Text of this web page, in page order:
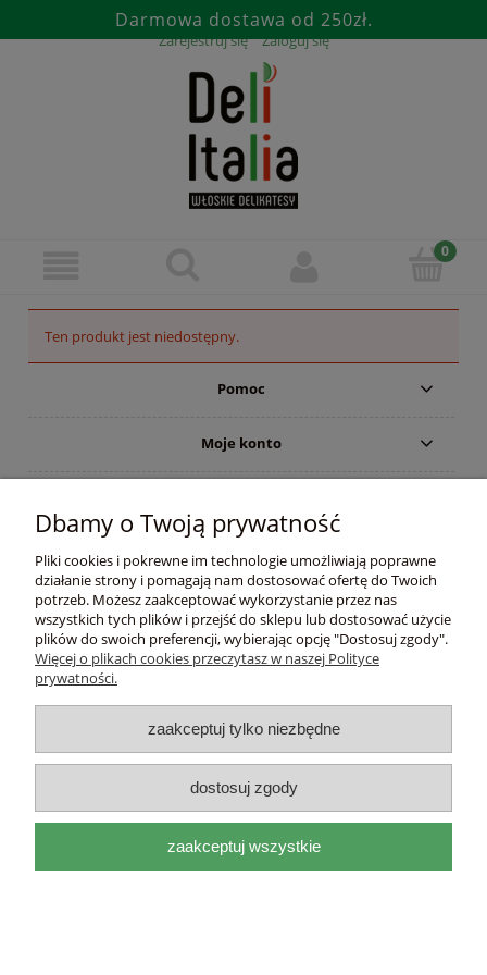
Darmowa dostawa od 250zł.
Zarejestruj się Zaloguj się
Ten produkt jest niedostępny.
Pomoc
Moje konto
Informacje
O nas
DELIITALIA
adres: Mackiewicza 17a 31-214 Kraków, woj.
e-mail: biuro@deliitalia.pl
NIP:9451155910
pokaż pełną wersję strony
Sklep internetowy Shoper.pl
Dbamy o Twoją prywatność
Pliki cookies i pokrewne im technologie umożliwiają poprawne
działanie strony i pomagają nam dostosować ofertę do Twoich
potrzeb. Możesz zaakceptować wykorzystanie przez nas
wszystkich tych plików i przejść do sklepu lub dostosować użycie
plików do swoich preferencji, wybierając opcję "Dostosuj zgody".
Więcej o plikach cookies przeczytasz w naszej Polityce
prywatności.
zaakceptuj tylko niezbędne
dostosuj zgody
zaakceptuj wszystkie